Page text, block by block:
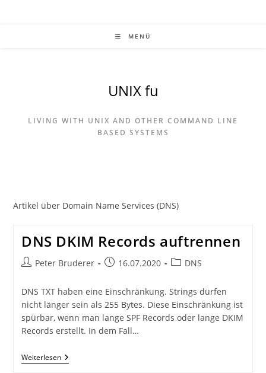
MENÜ
UNIX fu
LIVING WITH UNIX AND OTHER COMMAND LINE
BASED SYSTEMS
Artikel über Domain Name Services (DNS)
DNS DKIM Records auftrennen
Beitrags-
Peter Bruderer
Beitrag16.07.2020
Beitrags-
DNS
DNS TXT haben eine Einschränkung. Strings dürfen
nicht länger sein als 255 Bytes. Diese Einschränkung ist
spürbar, wenn man lange SPF Records oder lange DKIM
Records erstellt. In dem Fall…
WeiterlesenDNS
DKIM